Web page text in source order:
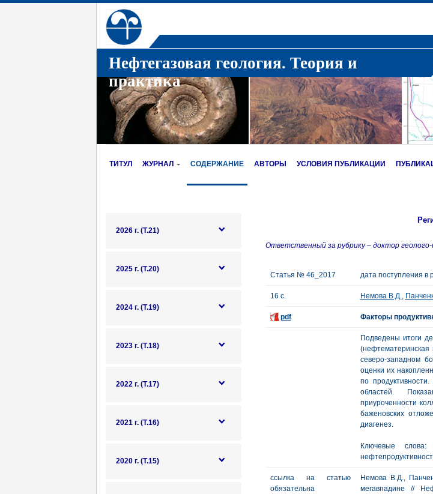
Нефтегазовая геология. Теория и
практика
ТИТУЛ ЖУРНАЛ СОДЕРЖАНИЕ АВТОРЫ УСЛОВИЯ ПУБЛИКАЦИИ
2026 г. (Т.21)
2025 г. (Т.20)
2024 г. (Т.19)
2023 г. (Т.18)
2022 г. (Т.17)
2021 г. (Т.16)
2020 г. (Т.15)
Ответственный за рубрику – доктор
Статья № 46_2017 дата поступления в
16 с. Немова В.Д.,
pdf Факторы
Подведены итоги
северо-западном
оценки их
по
областей.
приуроченности
баженовских
диагенез.
Ключевые слова:
ссылка на статью
обязательна
Немова В.Д.,
мегавпадине //